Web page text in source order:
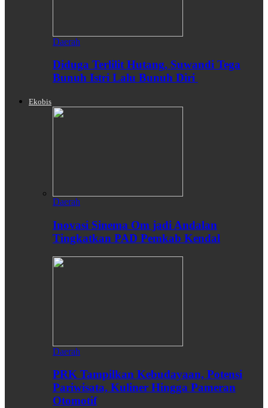
Daerah
Diduga Terlilit Hutang, Suwandi Tega
Bunuh Istri Lalu Bunuh Diri
Ekobis
Daerah
Inovasi Sinema Om jadi Andalan
Tingkatkan PAD Pemkab Kendal
Daerah
PRK Tampilkan Kebudayaan, Potensi
Pariwisata, Kuliner Hingga Pameran
Otomotif